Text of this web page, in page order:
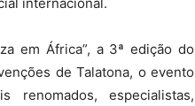
em África”, a 3ª edição do
de Talatona, o evento
especialistas,